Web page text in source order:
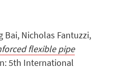
Bai, Nicholas Fantuzzi,
flexible pipe
5th International